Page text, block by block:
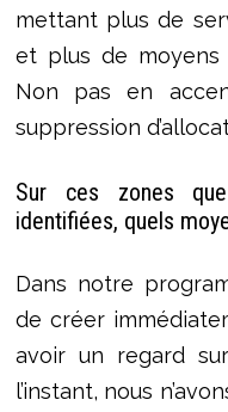
mettant plus de
et plus de moyens
Non pas en
suppression
Sur ces zones
identifiées, quels
Dans notre
de créer
avoir un regard
l’instant, nous